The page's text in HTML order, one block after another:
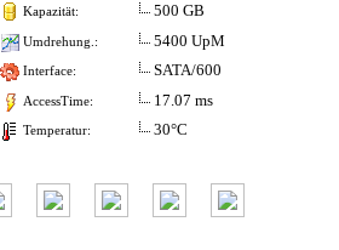
Kapazität: 500 GB
Umdrehung.: 5400 UpM
Interface: SATA/600
AccessTime: 17.07 ms
Temperatur: 30°C